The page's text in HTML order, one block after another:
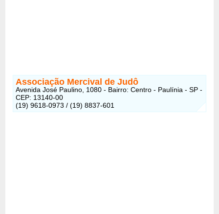
Associação Mercival de Judô
Avenida José Paulino, 1080 - Bairro: Centro - Paulínia - SP -
CEP: 13140-00
(19) 9618-0973 / (19) 8837-601